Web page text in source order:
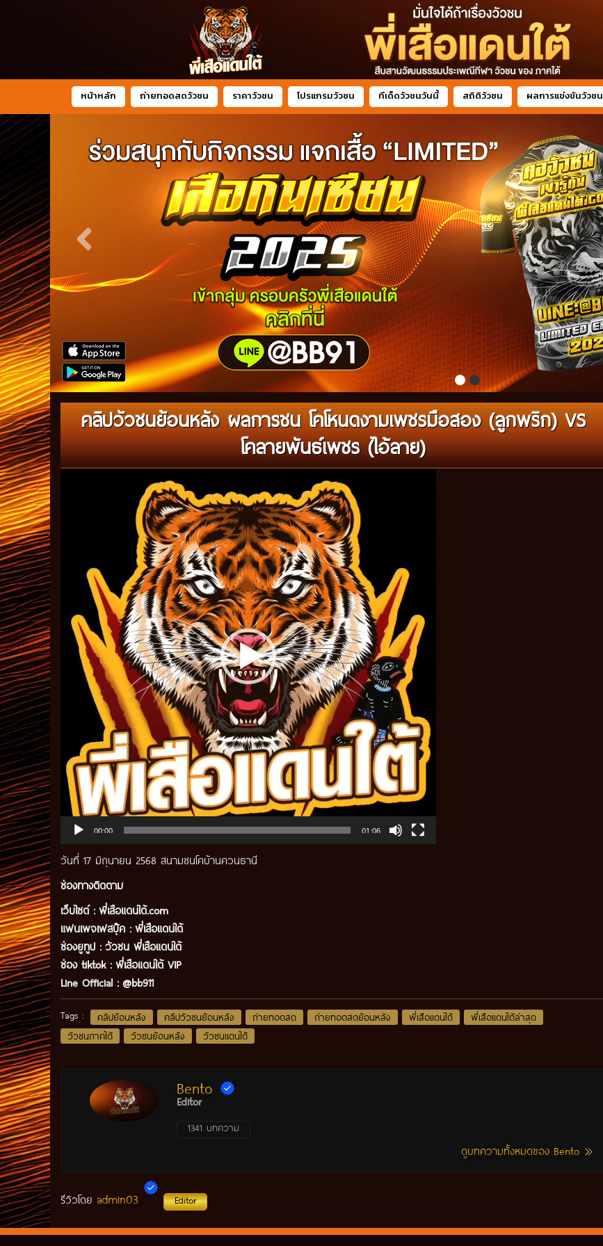
หน้าหลัก ถ่ายทอดสดวัวชน ราคาวัวชน โปรแกรมวัวชน ทีเด็ดวัวชนวันนี้ สถิติวัวชน ผลการแข่งขันวัวชน
คลิปวัวชนย้อนหลัง ผลการชน โคโหนดงามเพชรมือสอง (ลูกพริก) VS
โคลายพันธ์เพชร (ไอ้ลาย)
00:00 01:06
วันที่ 17 มิถุนายน 2568 สนามชนโคบ้านควนธานี
ช่องทางติดตาม
เว็บไซต์ : พี่เสือแดนใต้.com
แฟนเพจเฟสบุ๊ค : พี่เสือแดนใต้
ช่องยูทูป : วัวชน พี่เสือแดนใต้
ช่อง tiktok : พี่เสือแดนใต้ VIP
Line Official : @bb911
Tags : คลิปย้อนหลัง คลิปวัวชนย้อนหลัง ถ่ายทอดสด ถ่ายทอดสดย้อนหลัง พี่เสือแดนใต้
พี่เสือแดนใต้ล่าสุด
วัวชนภาคใต้
วัวชนย้อนหลัง วัวชนแดนใต้
Bento
Editor
1341 บทความ
ดูบทความทั้งหมดของ Bento
รีวิวโดย admin03 Editor